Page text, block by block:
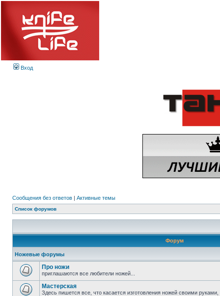
Вход
Сообщения без ответов | Активные темы
Список форумов
Форум
Ножевые форумы
Про ножи
приглашаются все любители ножей...
Мастерская
Здесь пишется все, что касается изготовления ножей своими